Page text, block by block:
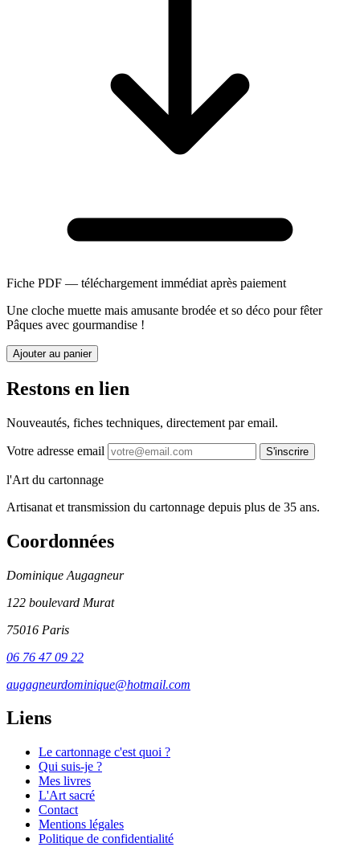
Fiche PDF — téléchargement immédiat après paiement
Une cloche muette mais amusante brodée et so déco pour fêter
Pâques avec gourmandise !
Ajouter au panier
Restons en lien
Nouveautés, fiches techniques, directement par email.
Votre adresse email S'inscrire
l'Art du cartonnage
Artisanat et transmission du cartonnage depuis plus de 35 ans.
Coordonnées
Dominique Augagneur
122 boulevard Murat
75016 Paris
06 76 47 09 22
augagneurdominique@hotmail.com
Liens
Le cartonnage c'est quoi ?
Qui suis-je ?
Mes livres
L'Art sacré
Contact
Mentions légales
Politique de confidentialité